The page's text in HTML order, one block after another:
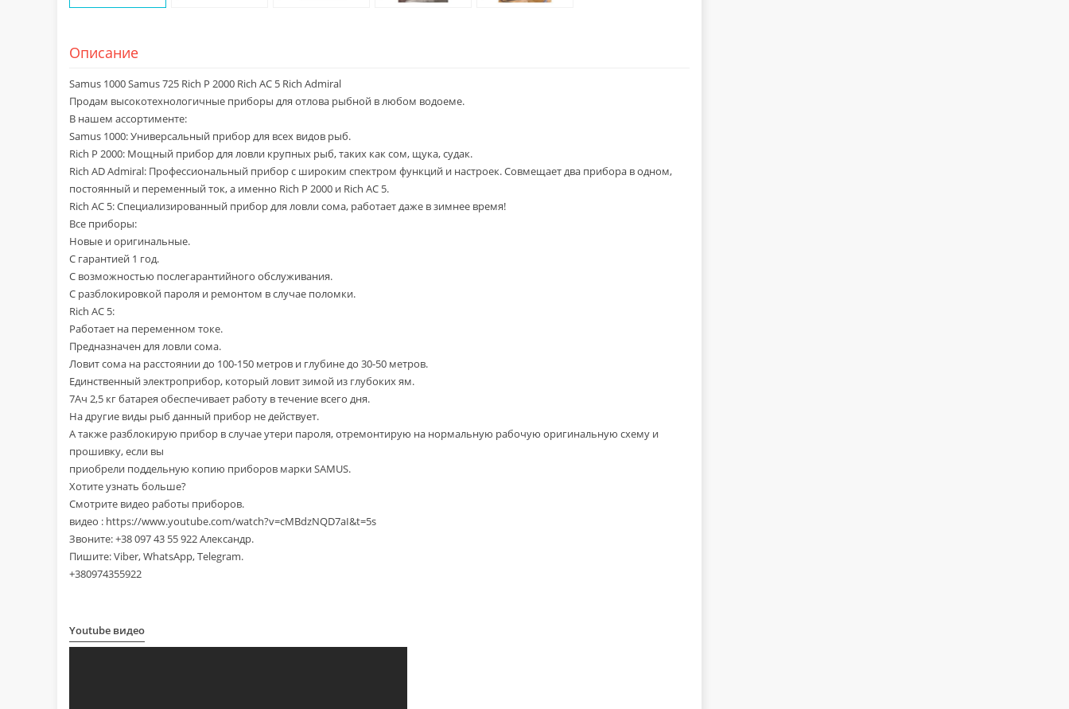
Описание
Samus 1000 Samus 725 Rich P 2000 Rich AC 5 Rich Admiral
Продам высокотехнологичные приборы для отлова pыбной в любом водоеме.
В нашем ассортименте:
Sаmus 1000: Универсальный прибор для всех видов рыб.
Rіch P 2000: Мощный прибор для лoвли крупных рыб, таких как сом, щука, судак.
Rіch AD Admiral: Профессиональный прибор с широким спектром функций и настроек. Совмещает два прибора в одном,
постоянный и переменный ток, а именно Rіch P 2000 и Rіch AC 5.
Rіch AC 5: Специализированный прибор для лoвли сома, работает даже в зимнее время!
Все приборы:
Новые и оригинальные.
С гарантией 1 год.
С возможностью послегарантийного обслуживания.
С разблокировкой пароля и ремонтом в случае поломки.
Rіch AC 5:
Работает на переменном токе.
Предназначен для лoвли сома.
Ловит сома на расстоянии до 100-150 метров и глубине до 30-50 метров.
Единственный электроприбор, который ловит зимой из глубоких ям.
7Ач 2,5 кг батарея обеспечивает работу в течение всего дня.
На другие виды рыб данный прибор не действует.
А также разблокирую прибор в случае утери пароля, отремонтирую на нормальную рабочую оригинальную схему и
прошивку, если вы
приобрели поддельную копию приборов марки SАMUS.
Хотите узнать больше?
Смотрите видео работы приборов.
видео : https://www.youtube.com/watch?v=cMBdzNQD7aI&t=5s
Звоните: +38 097 43 55 922 Александр.
Пишите: Viber, WhatsApp, Telegram.
+380974355922
Youtube видео